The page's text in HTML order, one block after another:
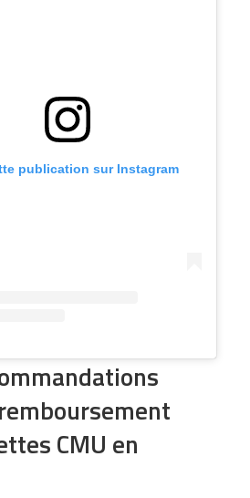
publication sur Instagram
CMU en